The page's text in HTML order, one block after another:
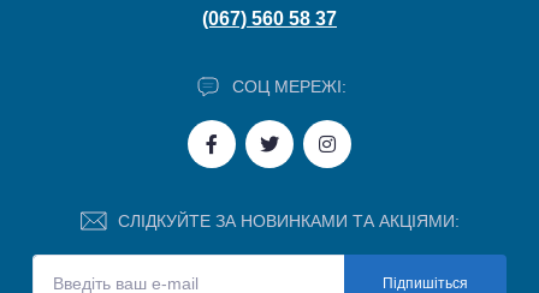
(067) 560 58 37
СОЦ МЕРЕЖІ:
СЛІДКУЙТЕ ЗА НОВИНКАМИ ТА АКЦІЯМИ:
Підпишіться